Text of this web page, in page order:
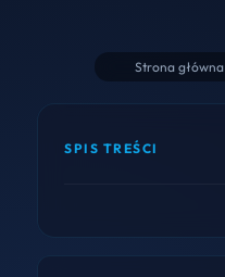
Strona główna
SPIS TREŚCI